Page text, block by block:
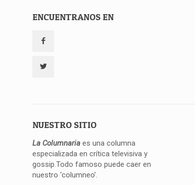
ENCUENTRANOS EN
NUESTRO SITIO
La Columnaria es una columna
especializada en crítica televisiva y
gossip.Todo famoso puede caer en
nuestro ‘columneo’.